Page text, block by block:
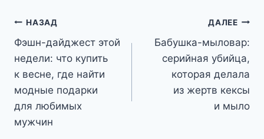
Навигация
по
записям
НАЗАД
Фэшн-дайджест этой
недели: что купить
к весне, где найти
модные подарки
для любимых
мужчин
ДАЛЕЕ
Бабушка-мыловар:
серийная убийца,
которая делала
из жертв кексы
и мыло